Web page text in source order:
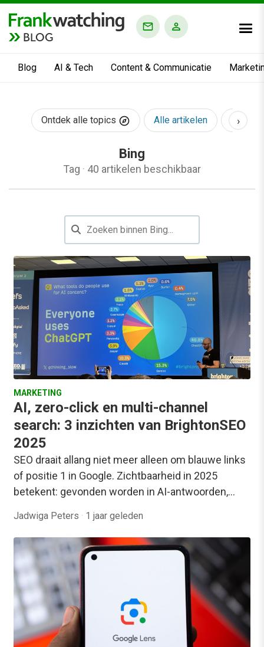
BLOG
Blog AI & Tech Content & Communicatie
Ontdek alle topics Alle artikelen AI &
›
Bing
Tag · 40 artikelen beschikbaar
MARKETING
AI, zero-click en multi-channel
search: 3 inzichten van BrightonSEO
2025
SEO draait allang niet meer alleen om blauwe links
of positie 1 in Google. Zichtbaarheid in 2025
betekent: gevonden worden in AI-antwoorden,…
Jadwiga Peters · 1 jaar geleden